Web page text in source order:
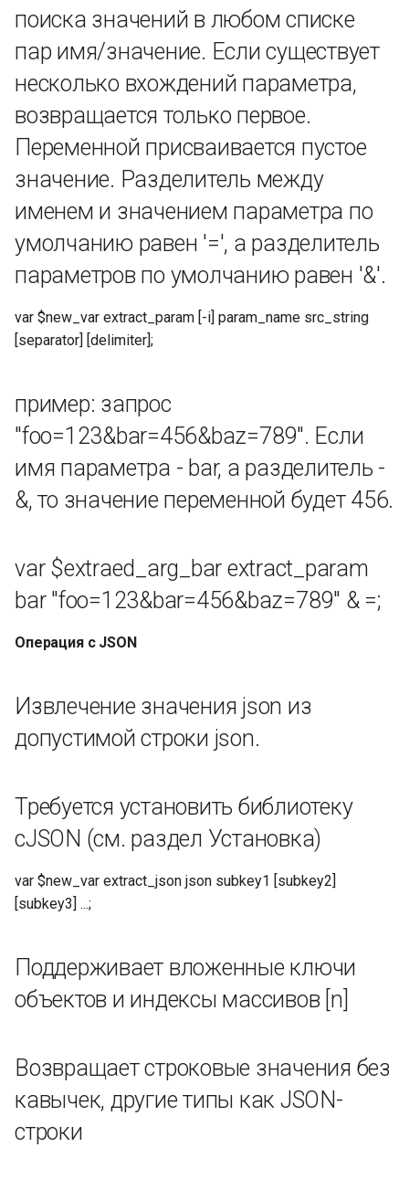
Операция побиционного
сдвига влево, shift_bits
должен быть >= 0
Операция правого сдвига
(арифметический сдвиг,
бит знака сохраняется),
shift_bits должен быть >= 0
Операция беззнакового
сдвиг, заполнение нулями),
shift_bits должно быть >= 0
Округление до n значащих
цифр
десятичной части (без
округления)
Значение.floor, наибольший
целое число, меньшее или
Округление вверх,
наименьшее целое число,
большее или равное
целое число, диапазон
[start_int, end_int], если
end_int не указан, то
Случайная
шестнадцатеричная
последовательность в
указанном.
number_of_bytes должно
быть от 1 до 32, по
Кодирование и
декодирование
чисел в
шестнадцатеричные
Преобразование
поиска значений в любом списке
пар имя/значение. Если существует
несколько вхождений параметра,
возвращается только первое.
Переменной присваивается пустое
значение. Разделитель между
именем и значением параметра по
умолчанию равен '=', а разделитель
параметров по умолчанию равен '&'.
var $new_var extract_param [-i] param_name src_string
[separator] [delimiter];
пример: запрос
"foo=123&bar=456&baz=789". Если
имя параметра - bar, а разделитель -
&, то значение переменной будет 456.
var $extraed_arg_bar extract_param
bar "foo=123&bar=456&baz=789" & =;
Операция с JSON
Извлечение значения json из
допустимой строки json.
Требуется установить библиотеку
cJSON (см. раздел Установка)
var $new_var extract_json json subkey1 [subkey2]
[subkey3] ...;
Поддерживает вложенные ключи
объектов и индексы массивов [n]
Возвращает строковые значения без
кавычек, другие типы как JSON-
строки